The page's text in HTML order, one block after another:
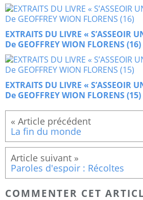
EXTRAITS DU LIVRE « S’ASSEOIR
De GEOFFREY WION FLORENS (16)
EXTRAITS DU LIVRE « S’ASSEOIR
De GEOFFREY WION FLORENS (15)
La fin du monde
Paroles d'espoir : Récoltes
COMMENTER CET